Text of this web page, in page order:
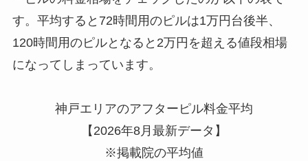
す。平均すると 72時間用のピルは1万円台後半、
120時間用のピルとなると2万円を超える値段相場
になってしまっています。
神戸エリアのアフターピル料金平均
【2026年8月最新データ】
※掲載院の平均値